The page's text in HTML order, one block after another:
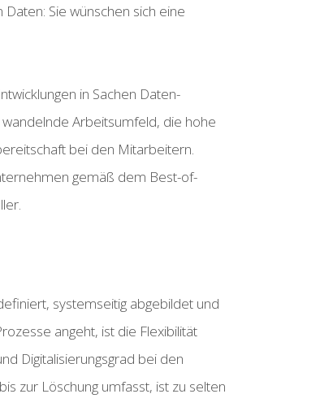
Sie wünschen sich eine
in Sachen Daten-
Arbeitsumfeld, die hohe
bei den Mitarbeitern.
gemäß dem Best-of-
systemseitig abgebildet und
angeht, ist die Flexibilität
Digitalisierungsgrad bei den
zur Löschung umfasst, ist zu selten